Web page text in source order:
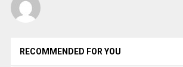
RECOMMENDED FOR YOU